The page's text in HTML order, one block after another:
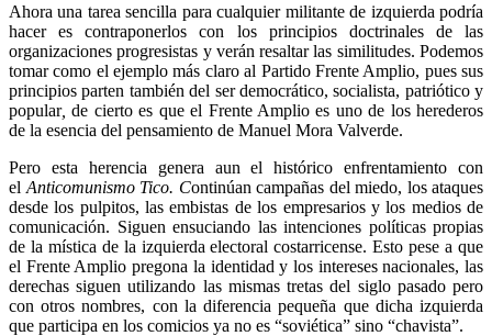
Ahora una tarea sencilla para cualquier militante de izquierda podría
hacer es contraponerlos con los principios doctrinales de las
organizaciones progresistas y verán resaltar las similitudes. Podemos
tomar como el ejemplo más claro al Partido Frente Amplio, pues sus
principios parten también del ser democrático, socialista, patriótico y
popular, de cierto es que el Frente Amplio es uno de los herederos
de la esencia del pensamiento de Manuel Mora Valverde.
Pero esta herencia genera aun el histórico enfrentamiento con
el Anticomunismo Tico. Continúan campañas del miedo, los ataques
desde los pulpitos, las embistas de los empresarios y los medios de
comunicación. Siguen ensuciando las intenciones políticas propias
de la mística de la izquierda electoral costarricense. Esto pese a que
el Frente Amplio pregona la identidad y los intereses nacionales, las
derechas siguen utilizando las mismas tretas del siglo pasado pero
con otros nombres, con la diferencia pequeña que dicha izquierda
que participa en los comicios ya no es “soviética” sino “chavista”.